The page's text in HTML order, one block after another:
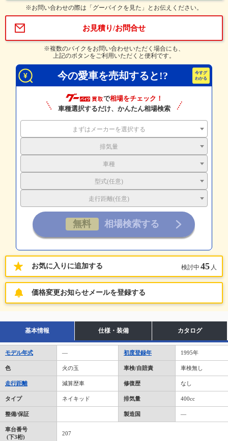
※お問い合わせの際は「グーバイクを見た」とお伝えください。
お見積り/お問合せ
※複数のバイクをお問い合わせいただく場合にも、
上記のボタンをご利用いただくと便利です。
今の愛車を売却すると!?
で相場をチェック！
車種選択するだけ、かんたん相場検索
まずはメーカーを選択する
排気量
車種
型式(任意)
走行距離(任意)
お気に入りに追加する 検討中 45 人
価格変更お知らせメールを登録する
基本情報 仕様・装備 カタログ
モデル年式 ― 初度登録年 1995年
色 火の玉 車検/自賠責 車検無し
走行距離 減算歴車 修復歴 なし
タイプ ネイキッド 排気量 400cc
整備/保証 製造国 ―
車台番号
(下3桁)
207